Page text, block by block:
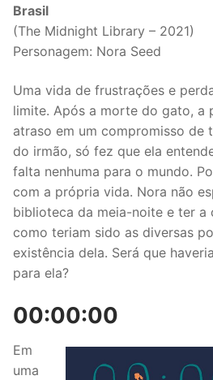
Brasil
(The Midnight Library – 2021)
Personagem: Nora Seed
Uma vida de frustrações e
limite. Após a morte do gato, a
atraso em um compromisso de
do irmão, só fez que ela
falta nenhuma para o mundo.
com a própria vida. Nora não
biblioteca da meia-noite e ter a
como teriam sido as diversas
existência dela. Será que
para ela?
00:00:00
Em
uma